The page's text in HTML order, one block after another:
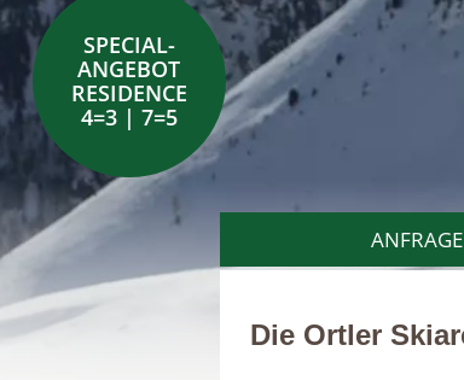
SPECIAL-
ANGEBOT
RESIDENCE
4=3 | 7=5
ANFRAGE
Die Ortler